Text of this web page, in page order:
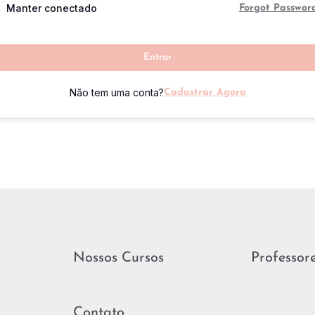
Manter conectado Forgot
Entrar
Não tem uma conta?Cadastrar Agora
Nossos Cursos